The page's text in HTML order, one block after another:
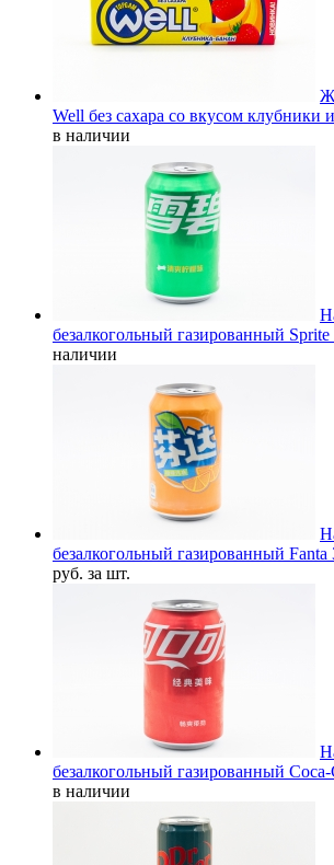
Well без сахара со вкусом клубники
в наличии
безалкогольный газированный
наличии
безалкогольный газированный
руб. за шт.
безалкогольный газированный
в наличии